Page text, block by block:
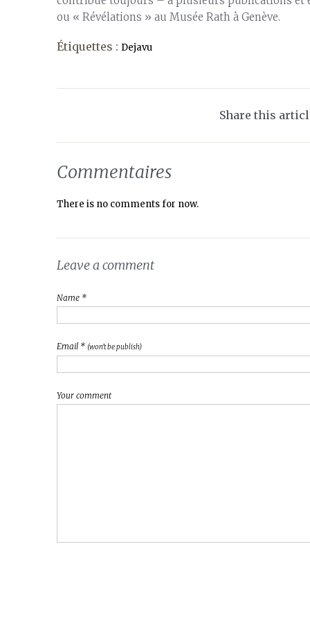
ou « Révélations » au Musée Rath à Genève.
Étiquettes : Dejavu
Share this
Commentaires
There is no comments for now.
Leave a comment
Name *
Email * (won't be publish)
Your comment